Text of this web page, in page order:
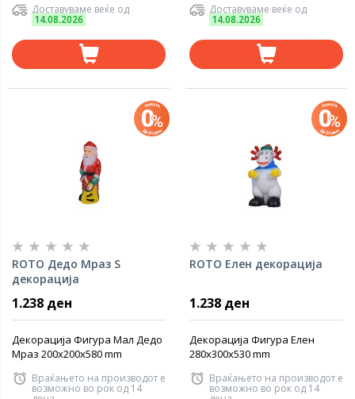
Доставуваме веќе од
14.08.2026
Доставуваме веќе од
14.08.2026
ROTO Дедо Мраз S
декорација
1.238 ден
Декорација Фигура Мал Дедо
Мраз 200x200x580 mm
Враќањето на производот е
возможно во рок од 14
ROTO Елен декорација
1.238 ден
Декорација Фигура Елен
280x300x530 mm
Враќањето на производот е
возможно во рок од 14